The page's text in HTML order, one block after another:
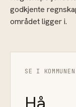
godkjente
området ligger i.
SE I KOMMUNEN